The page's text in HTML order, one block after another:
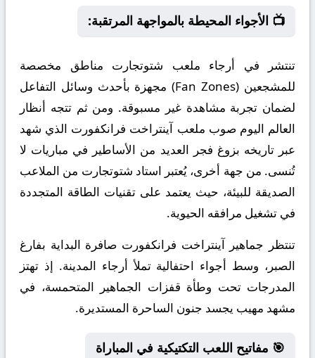
📺 الأجواء المحيطة بالمواجهة المرتقبة:
تنتشر في أرجاء ملعب شتوتجارت مناطق مخصصة
للمشجعين (Fan Zones) مجهزة بأحدث وسائل التفاعل
لضمان تجربة مشاهدة غير مسبوقة. ومن ثم تتجه أنظار
العالم اليوم صوب ملعب آينتراخت فرانكفورت الذي شهد
عبر تاريخه بزوغ فجر العديد من الأساطير في مباريات لا
تُنسى. من جهة أخرى، يُعتبر استاد شتوتجارت من الملاعب
الصديقة للبيئة، حيث يعتمد على تقنيات الطاقة المتجددة
في تشغيل مرافقه الحيوية.
تنتظر جماهير آينتراخت فرانكفورت صافرة البداية بفارغ
الصبر، وسط أجواء احتفالية تملأ أرجاء المدينة. إذ تهتز
المدرجات تحت وطأة قفزات الجماهير المتحمسة، في
مشهد مهيب يجسد جنون الساحرة المستديرة.
🎯 مفاتيح اللعب التكتيكية في المباراة